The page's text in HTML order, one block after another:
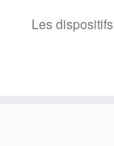
Les dispositifs